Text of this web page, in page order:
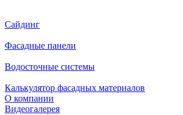
Сайдинг
Фасадные панели
Водосточные системы
Калькулятор фасадных материалов
О компании
Видеогалерея